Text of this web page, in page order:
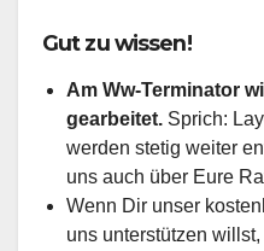
Gut zu wissen!
Am Ww-Terminator
gearbeitet. Sprich:
werden stetig weiter
uns auch über Eure
Wenn Dir unser
uns unterstützen